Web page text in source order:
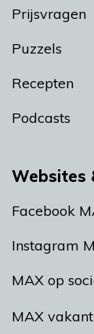
Prijsvragen
Puzzels
Recepten
Podcasts
Websites
Facebook
Instagram
MAX op
MAX